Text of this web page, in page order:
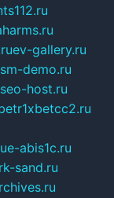
ev-gallery.ru
demo.ru
host.ru
e-abis1c.ru
sand.ru